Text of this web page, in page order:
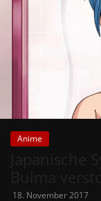
Anime
18. November 2017